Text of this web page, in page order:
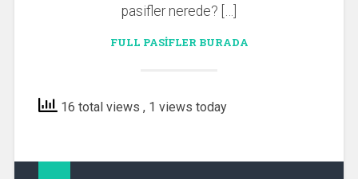
pasifler nerede? […]
FULL PASIFLER BURADA
16 total views , 1 views today